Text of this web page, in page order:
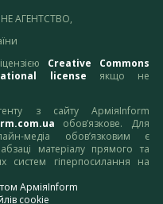
АГЕНТСТВО,
Creative Commons
license якщо не
з сайту АрміяInform
обов’язкове. Для
медіа обов’язковим є
матеріалу прямого та
систем гіперпосилання на
АрміяInform
cookie